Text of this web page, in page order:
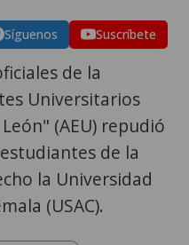
Síguenos Suscríbete
de la
Universitarios
(AEU) repudió
de la
la Universidad
(USAC).